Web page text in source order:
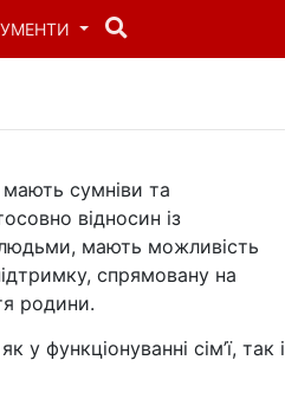
мають сумніви та
відносин із
людьми, мають можливість
спрямовану на
родини.
функціонуванні сім’ї, так і